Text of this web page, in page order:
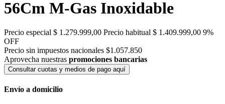
56Cm M-Gas Inoxidable
Precio especial $ 1.279.999,00 Precio habitual $ 1.409.999,00 9%
OFF
Precio sin impuestos nacionales $1.057.850
Aprovecha nuestras promociones bancarias
Consultar cuotas y medios de pago aquí
Envío a domicilio